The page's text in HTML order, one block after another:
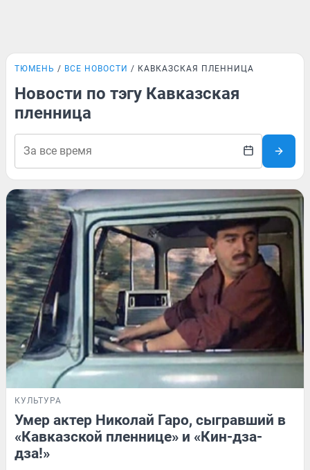
ТЮМЕНЬ ВСЕ НОВОСТИ КАВКАЗСКАЯ ПЛЕННИЦА
Новости по тэгу Кавказская
пленница
КУЛЬТУРА
Умер актер Николай Гаро, сыгравший в
«Кавказской пленнице» и «Кин-дза-
дза!»